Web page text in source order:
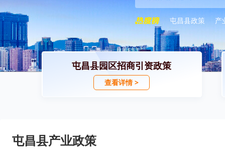
屯昌县政策 产
屯昌县园区招商引资政策
查看详情 >
屯昌县产业政策